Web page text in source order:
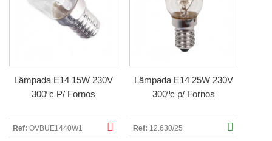
Lâmpada E14 15W 230V
300ºc P/ Fornos
Ref: OVBUE1440W1
Lâmpada E14 25W 230V
300ºc p/ Fornos
Ref: 12.630/25